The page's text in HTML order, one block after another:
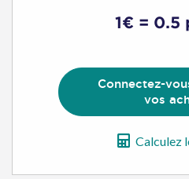
1€ = 0.5
Connectez-
vos
Calculez